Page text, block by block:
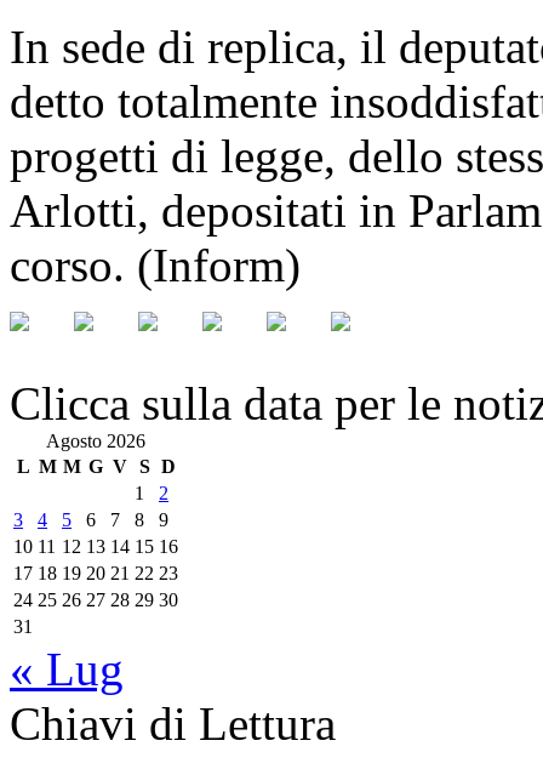
In sede di replica, il
detto totalmente
progetti di legge, dello
Arlotti, depositati in
corso. (Inform)
Clicca sulla data per le
Agosto 2026
L M M G V S D
1
2
3
4 5 6 7 8
9
10 11 12 13 14 15 16
17 18 19 20 21 22 23
24 25 26 27 28 29 30
31
« Lug
Chiavi di Lettura